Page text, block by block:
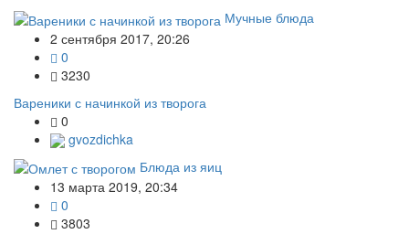
Мучные блюда
2 сентября 2017, 20:26
0
3230
Вареники с начинкой из творога
0
gvozdichka
Блюда из яиц
13 марта 2019, 20:34
0
3803